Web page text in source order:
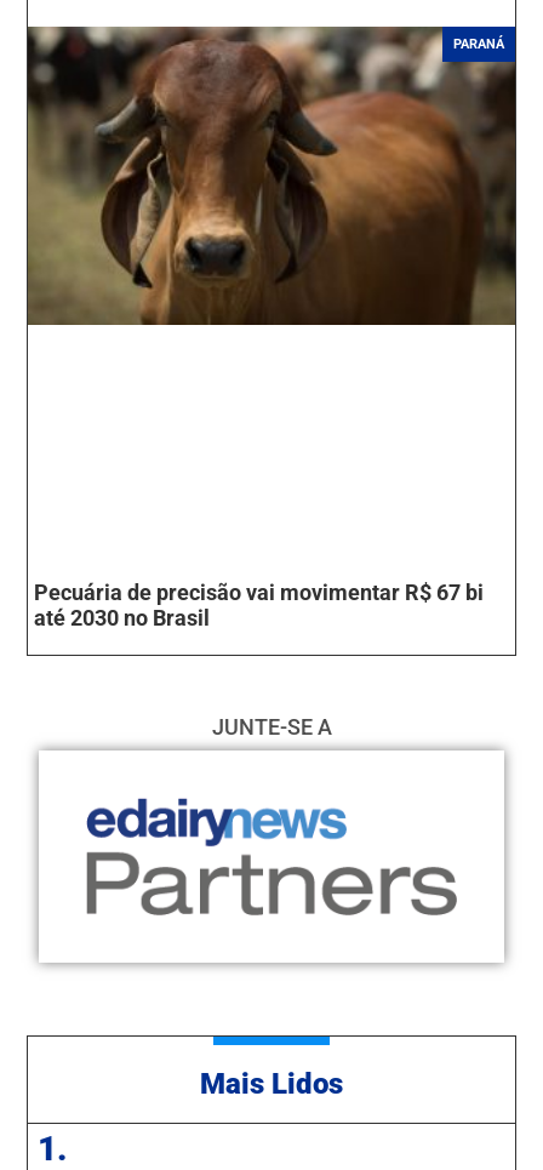
PARANÁ
Pecuária de precisão vai movimentar R$ 67 bi
até 2030 no Brasil
JUNTE-SE A
Mais Lidos
1.